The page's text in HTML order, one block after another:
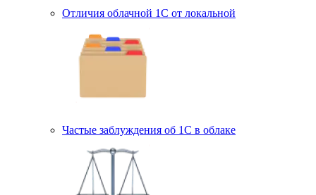
Отличия облачной 1С от локальной
Частые заблуждения об 1С в облаке